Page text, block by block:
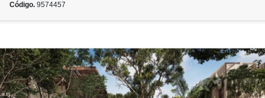
Código. 9574457